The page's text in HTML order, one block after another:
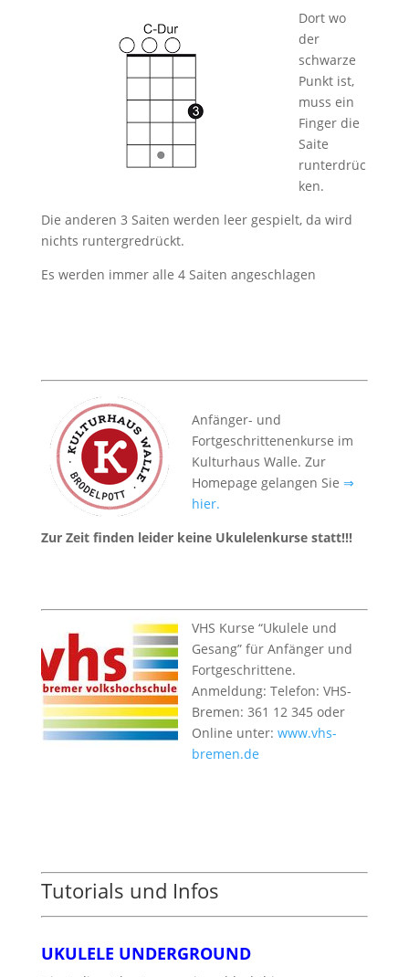
Dort wo
der
schwarze
Punkt ist,
muss ein
Finger die
Saite
runterdrüc
ken.
Die anderen 3 Saiten werden leer gespielt, da wird
nichts runtergredrückt.
Es werden immer alle 4 Saiten angeschlagen
Anfänger- und
Fortgeschrittenenkurse im
Kulturhaus Walle. Zur
Homepage gelangen Sie ⇒
hier.
Zur Zeit finden leider keine Ukulelenkurse statt!!!
VHS Kurse “Ukulele und
Gesang” für Anfänger und
Fortgeschrittene.
Anmeldung: Telefon: VHS-
Bremen: 361 12 345 oder
Online unter: www.vhs-
bremen.de
Tutorials und Infos
UKULELE UNDERGROUND